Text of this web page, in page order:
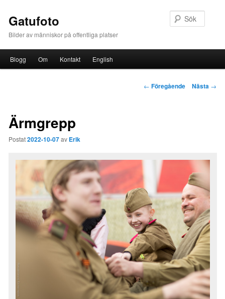
Gatufoto
Bilder av människor på offentliga platser
Hoppa till huvudinnehåll
Blogg Om Kontakt English
Inläggsnavigering
← Föregående Nästa →
Ärmgrepp
Postat2022-10-07 av Erik